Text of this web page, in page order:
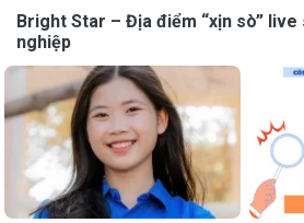
Bright Star – Địa điểm “xịn sò”
nghiệp